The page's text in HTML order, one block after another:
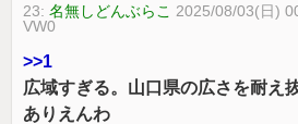
23:名無しどんぶらこ 2025/08/03(日)
VW0
>>1
広域すぎる。山口県の広さを耐え
ありえんわ